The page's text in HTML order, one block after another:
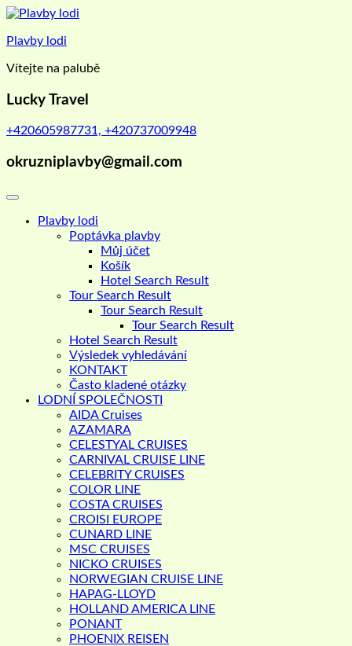
Skip
content
Plavby lodi
Vítejte na palubě
Lucky Travel
+420605987731, +420737009948
okruzniplavby@gmail.com
Plavby lodi
Poptávka plavby
Můj účet
Košík
Hotel Search Result
Tour Search Result
Tour Search Result
Tour Search Result
Hotel Search Result
Výsledek vyhledávání
KONTAKT
Často kladené otázky
LODNÍ SPOLEČNOSTI
AIDA Cruises
AZAMARA
CELESTYAL CRUISES
CARNIVAL CRUISE LINE
CELEBRITY CRUISES
COLOR LINE
COSTA CRUISES
CROISI EUROPE
CUNARD LINE
MSC CRUISES
NICKO CRUISES
NORWEGIAN CRUISE LINE
HAPAG-LLOYD
HOLLAND AMERICA LINE
PONANT
PHOENIX REISEN